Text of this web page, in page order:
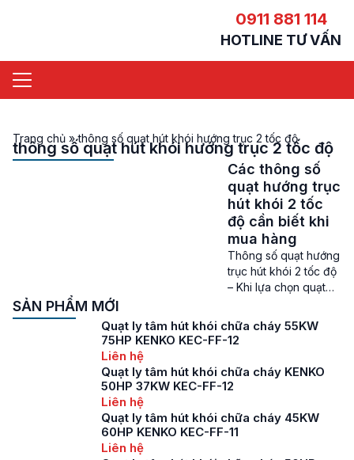
0911 881 114
HOTLINE TƯ VẤN
Trang chủ »thông số quạt hút khói hướng trục 2 tốc độ
thông số quạt hút khói hướng trục 2 tốc độ
Các thông số
quạt hướng trục
hút khói 2 tốc
độ cần biết khi
mua hàng
Thông số quạt hướng
trục hút khói 2 tốc độ
– Khi lựa chọn quạt
tốc độ, khách hàng
thường chỉ quan tâm
thương hiệu mà quên
mất một yếu tố quan
thông số kỹ thuật của
quạt. Thông số kỹ
SẢN PHẨM MỚI
Quạt ly tâm hút khói chữa cháy 55KW
75HP KENKO KEC-FF-12
Liên hệ
Quạt ly tâm hút khói chữa cháy KENKO
50HP 37KW KEC-FF-12
Liên hệ
Quạt ly tâm hút khói chữa cháy 45KW
60HP KENKO KEC-FF-11
Liên hệ